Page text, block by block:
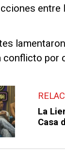
por
La
Casa